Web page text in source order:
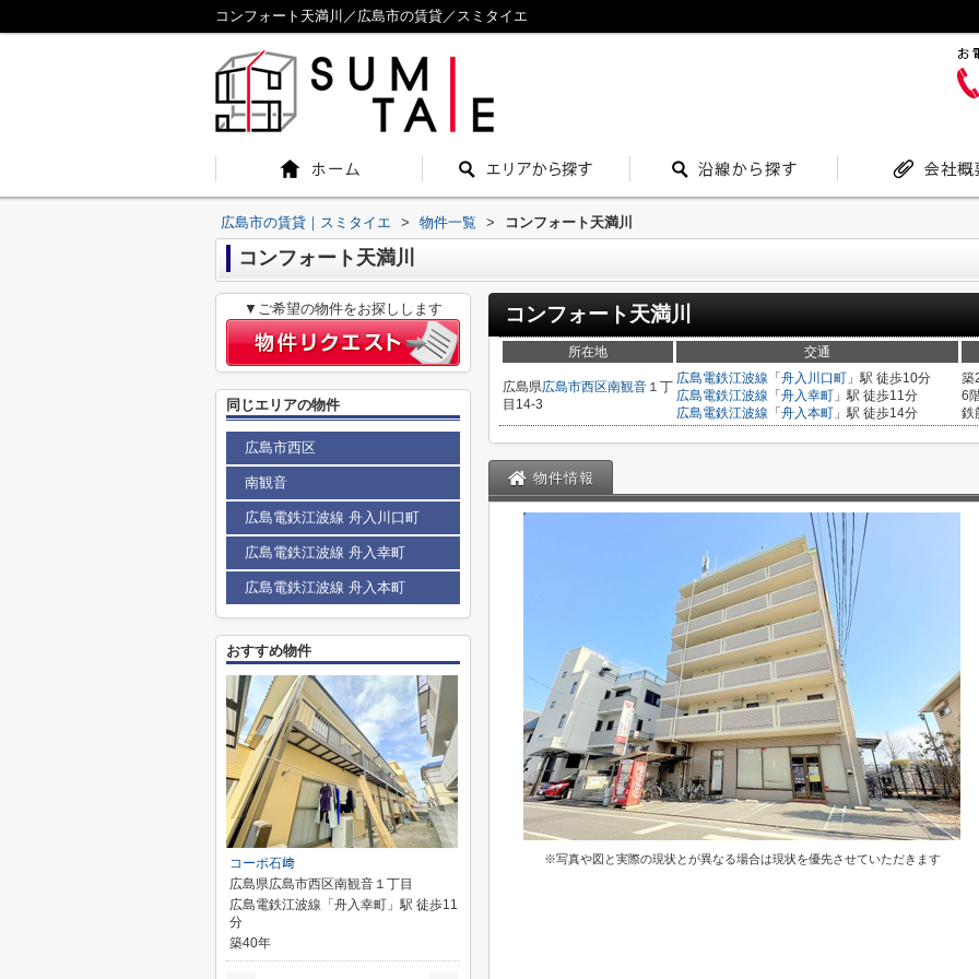
コンフォート天満川／広島市の賃貸／スミタイエ
広島市の賃貸｜スミタイエ > 物件一覧 > コンフォート天満川
コンフォート天満川
コンフォート天満川
所在地 交通
広島県広島市西区南観音 １丁
目14-3
広島電鉄江波線 「 舟入川口町 」駅 徒歩10分
広島電鉄江波線 「 舟入幸町 」駅 徒歩11分
広島電鉄江波線 「 舟入本町 」駅 徒歩14分
築
6
鉄
物件情報
※写真や図と実際の現状とが異なる場合は現状を優先させていただきます
▼ご希望の物件をお探しします
同じエリアの物件
広島市西区
南観音
広島電鉄江波線 舟入川口町
広島電鉄江波線 舟入幸町
広島電鉄江波線 舟入本町
おすすめ物件
コーポ石﨑
広島県広島市西区南観音１丁目
広島電鉄江波線「舟入幸町」駅 徒歩11
分
築40年